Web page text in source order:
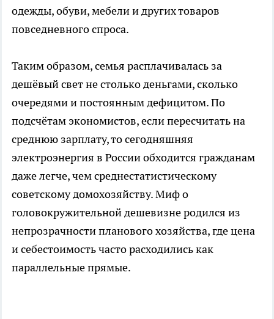
одежды, обуви, мебели и других товаров
повседневного спроса.
Таким образом, семья расплачивалась за
дешёвый свет не столько деньгами, сколько
очередями и постоянным дефицитом. По
подсчётам экономистов, если пересчитать на
среднюю зарплату, то сегодняшняя
электроэнергия в России обходится гражданам
даже легче, чем среднестатистическому
советскому домохозяйству. Миф о
головокружительной дешевизне родился из
непрозрачности планового хозяйства, где цена
и себестоимость часто расходились как
параллельные прямые.